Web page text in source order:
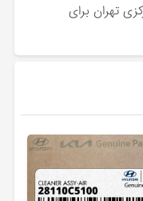
تهران برای